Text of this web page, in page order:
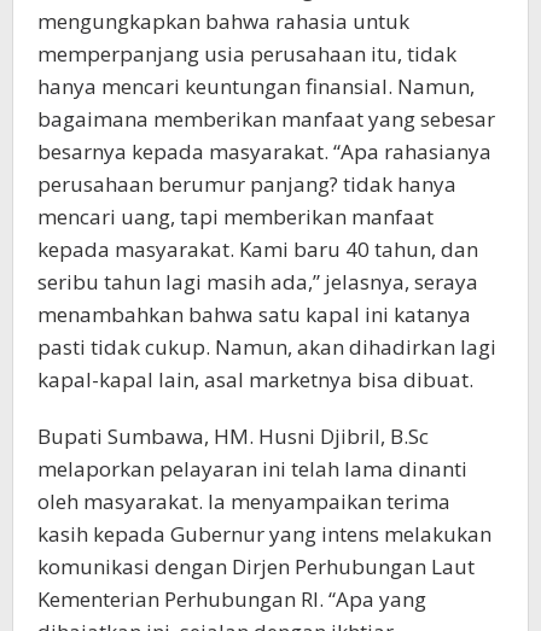
mengungkapkan bahwa rahasia untuk
memperpanjang usia perusahaan itu, tidak
hanya mencari keuntungan finansial. Namun,
bagaimana memberikan manfaat yang sebesar
besarnya kepada masyarakat. “Apa rahasianya
perusahaan berumur panjang? tidak hanya
mencari uang, tapi memberikan manfaat
kepada masyarakat. Kami baru 40 tahun, dan
seribu tahun lagi masih ada,” jelasnya, seraya
menambahkan bahwa satu kapal ini katanya
pasti tidak cukup. Namun, akan dihadirkan lagi
kapal-kapal lain, asal marketnya bisa dibuat.
Bupati Sumbawa, HM. Husni Djibril, B.Sc
melaporkan pelayaran ini telah lama dinanti
oleh masyarakat. Ia menyampaikan terima
kasih kepada Gubernur yang intens melakukan
komunikasi dengan Dirjen Perhubungan Laut
Kementerian Perhubungan RI. “Apa yang